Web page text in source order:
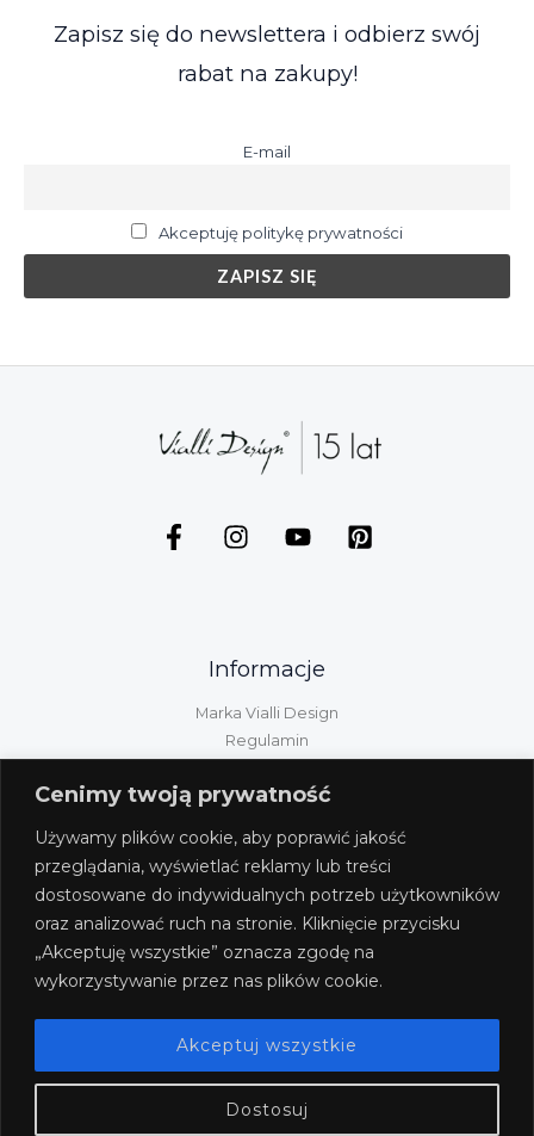
Cenimy twoją prywatność
Używamy plików cookie, aby poprawić jakość
przeglądania, wyświetlać reklamy lub treści
dostosowane do indywidualnych potrzeb użytkowników
oraz analizować ruch na stronie. Kliknięcie przycisku
„Akceptuję wszystkie” oznacza zgodę na
wykorzystywanie przez nas plików cookie.
Dostosuj
Akceptuj wszystkie
Zapisz się do newslettera i odbierz swój
rabat na zakupy!
E-mail
Akceptuję politykę prywatności
Informacje
Marka Vialli Design
Regulamin
Kontakt
Obsługa klienta
Odstąpienie od umowy